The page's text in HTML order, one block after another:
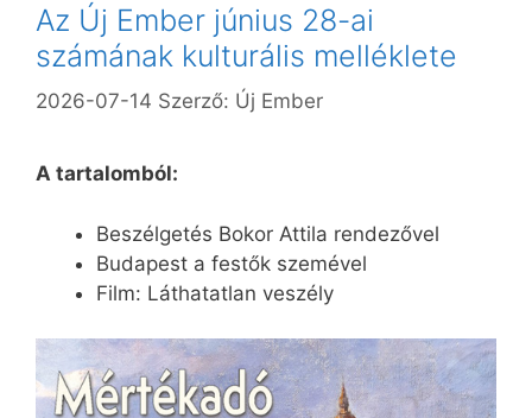
Az Új Ember június 28-ai
számának kulturális melléklete
2026-07-14 Szerző: Új Ember
A tartalomból:
Beszélgetés Bokor Attila rendezővel
Budapest a festők szemével
Film: Láthatatlan veszély